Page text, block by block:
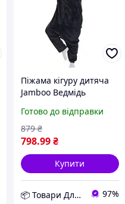
Піжама кігуру дитяча
Jamboo Ведмідь
Чорний (J400439) D12-
2026
Готово до відправки
798.99 ₴
879 ₴
Купити
📦 Товари Для Дому 97%